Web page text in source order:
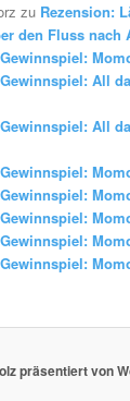
zu Rezension:
den Fluss nach
All
All
präsentiert von